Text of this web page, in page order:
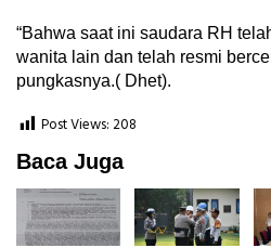
“Bahwa saat ini saudara RH
wanita lain dan telah resmi
pungkasnya.( Dhet).
Post Views:208
Baca Juga